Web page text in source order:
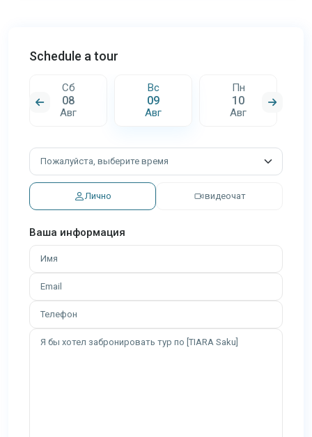
Schedule a tour
Сб
08
Авг
Вс
09
Авг
Пн
10
Авг
Лично видеочат
Ваша информация